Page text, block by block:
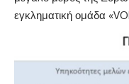
εγκληματική ομάδα